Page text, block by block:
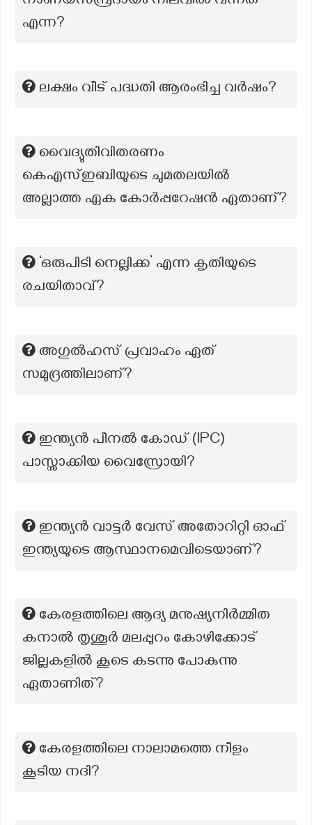
എന്ന?
ലക്ഷം വീട് പദ്ധതി ആരംഭിച്ച വർഷം?
വൈദ്യുതിവിതരണം
കെഎസ്ഇബിയുടെ ചുമതലയിൽ
അല്ലാത്ത ഏക കോർപ്പറേഷൻ ഏതാണ്?
‘ഒരുപിടി നെല്ലിക്ക’ എന്ന കൃതിയുടെ
രചയിതാവ്?
അഗുൽഹസ് പ്രവാഹം ഏത്
സമുദ്രത്തിലാണ്?
ഇന്ത്യൻ പീനൽ കോഡ് (lPC)
പാസ്സാക്കിയ വൈസ്രോയി?
ഇന്ത്യൻ വാട്ടർ വേസ് അതോറിറ്റി ഓഫ്
ഇന്ത്യയുടെ ആസ്ഥാനമെവിടെയാണ്?
കേരളത്തിലെ ആദ്യ മനുഷ്യനിർമ്മിത
കനാൽ തൃശൂർ മലപ്പുറം കോഴിക്കോട്
ജില്ലകളിൽ കൂടെ കടന്നു പോകുന്നു
ഏതാണിത്?
കേരളത്തിലെ നാലാമത്തെ നീളം
കൂടിയ നദി?